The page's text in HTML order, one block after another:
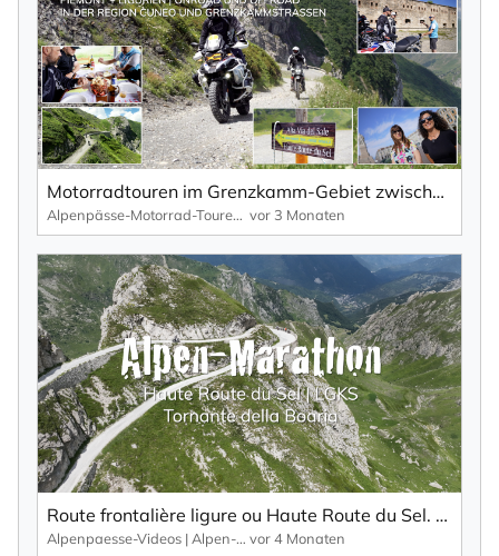
Motorradtouren im Grenzkamm-Gebiet zwischen Piemont und Ligurien – Region Cuneo | TV-Reportage.
Alpenpässe-Motorrad-Touren: Alpen-Marathon, die TV-Reportagen vor 3 Monaten
Route frontalière ligure ou Haute Route du Sel. Point fort : la Tornante della Boaria.
Alpenpaesse-Videos | Alpen-Marathon vor 4 Monaten